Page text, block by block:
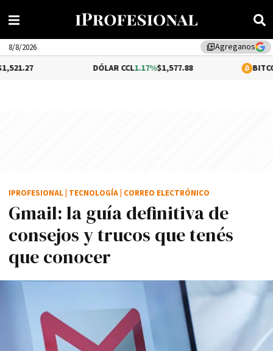
library_addAgreganos
8/8/2026
1.17%$1,577.88 0.05%
Gmail: la guía definitiva de
consejos y trucos que tenés
que conocer
IPROFESIONAL TECNOLOGÍA CORREO ELECTRÓNICO